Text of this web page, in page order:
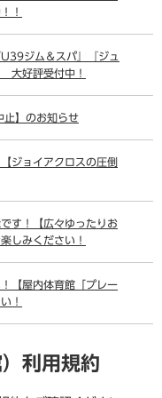
！
ジム＆スパ』『ジュ
大好評受付中！
止】のお知らせ
ジョイアクロスの圧倒
す！【広々ゆったりお
しみください！
【屋内体育館「プレー
！
利用規約